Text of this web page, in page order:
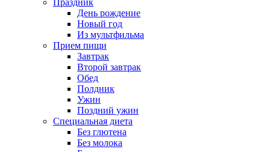
День рождение
Новый год
Из мультфильма
Прием пищи
Завтрак
Второй завтрак
Обед
Полдник
Ужин
Поздний ужин
Специальная диета
Без глютена
Без молока